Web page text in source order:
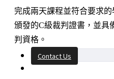
Contact Us
完成兩天課程並符合要求
頒發的C級裁判證書，並具
判資格。